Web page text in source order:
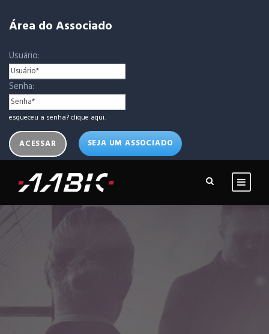
Área do Associado
Usuário:
Senha:
esqueceu a senha? clique aqui.
SEJA UM ASSOCIADO